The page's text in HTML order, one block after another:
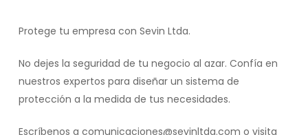
Protege tu empresa con Sevin Ltda.
No dejes la seguridad de tu negocio al azar. Confía en
nuestros expertos para diseñar un sistema de
protección a la medida de tus necesidades.
Escríbenos a comunicaciones@sevinltda.com o visita